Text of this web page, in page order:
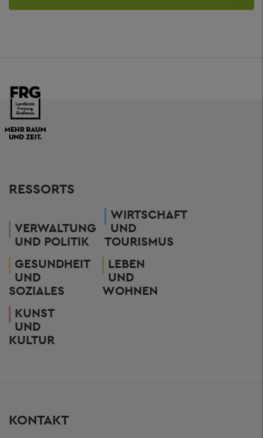
RESSORTS
VERWALTUNG
UND POLITIK
WIRTSCHAFT
UND
TOURISMUS
GESUNDHEIT
UND
SOZIALES
LEBEN
UND
WOHNEN
KUNST
UND
KULTUR
KONTAKT